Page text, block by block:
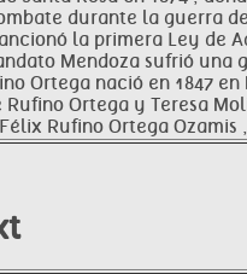
durante la guerra
la primera Ley de
Mendoza sufrió
Ortega nació en 1847 en
Ortega y Teresa
Rufino Ortega